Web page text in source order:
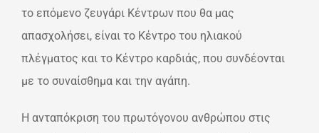
το επόμενο ζευγάρι Κέντρων που θα μας
απασχολήσει, είναι το Κέντρο του ηλιακού
πλέγματος και το Κέντρο καρδιάς, που συνδέονται
με το συναίσθημα και την αγάπη.
Η ανταπόκριση του πρωτόγονου ανθρώπου στις